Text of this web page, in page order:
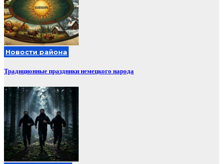
Новости района
Традиционные праздники немецкого народа